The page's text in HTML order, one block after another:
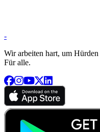
-
Wir arbeiten hart, um
Für alle.